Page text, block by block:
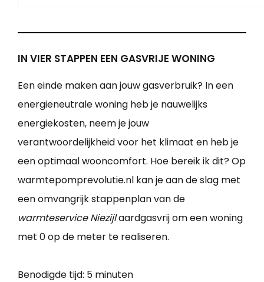
IN VIER STAPPEN EEN GASVRIJE WONING
Een einde maken aan jouw gasverbruik? In een
energieneutrale woning heb je nauwelijks
energiekosten, neem je jouw
verantwoordelijkheid voor het klimaat en heb je
een optimaal wooncomfort. Hoe bereik ik dit? Op
warmtepomprevolutie.nl kan je aan de slag met
een omvangrijk stappenplan van de
warmteservice Niezijlaardgasvrij om een woning
met 0 op de meter te realiseren.
Benodigde tijd: 5 minuten